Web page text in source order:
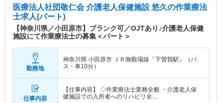
医療法人社団敬仁会 介護老人保健施設 悠久の作業療法
士求人(パート)
【神奈川県／小田原市】ブランク可／OJTあり♪介護老人保健
施設にて作業療法士の募集＜パート＞
勤務地
神奈川県 小田原市 ＪＲ御殿場線「下曽我駅」（バ
ス・車10分）
仕事内容
【仕事内容】 ◇作業療法士業務全般 ・介護老人保
健施設での入所者へのリハビリ全…